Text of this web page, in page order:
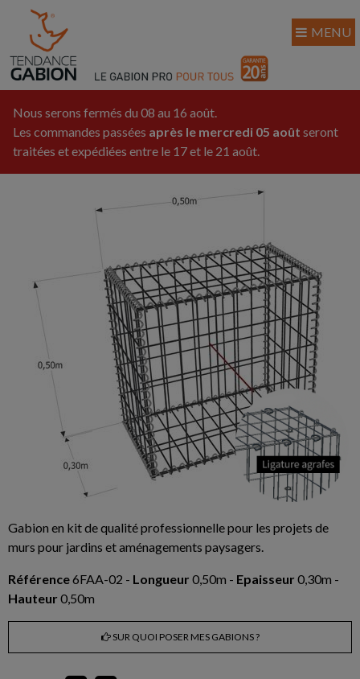
Nous serons fermés du 08 au 16 août.
Les commandes passées après le mercredi 05 août seront
traitées et expédiées entre le 17 et le 21 août.
Gabion en kit de qualité professionnelle pour les projets de
murs pour jardins et aménagements paysagers.
Référence6FAA-02 - Longueur 0,50m - Epaisseur 0,30m -
Hauteur 0,50m
SUR QUOI POSER MES GABIONS ?
MENU